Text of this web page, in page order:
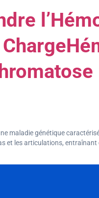
maladie génétique
et les articulations,